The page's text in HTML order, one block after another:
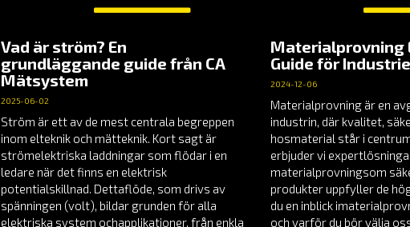
Vad är ström? En
grundläggande guide från CA
Mätsystem
2025-06-02
Ström är ett av de mest centrala begreppen
inom elteknik och mätteknik. Kort sagt är
strömelektriska laddningar som flödar i en
ledare när det finns en elektrisk
potentialskillnad. Dettaflöde, som drivs av
spänningen (volt), bildar grunden för alla
elektriska system ochapplikationer, från enkla
Materialprovning
Guide för
2024-12-06
Materialprovning är en
industrin, där kvalitet,
hosmaterial står i
erbjuder vi
materialprovningsom
produkter uppfyller de
du en inblick
och varför du bör välja